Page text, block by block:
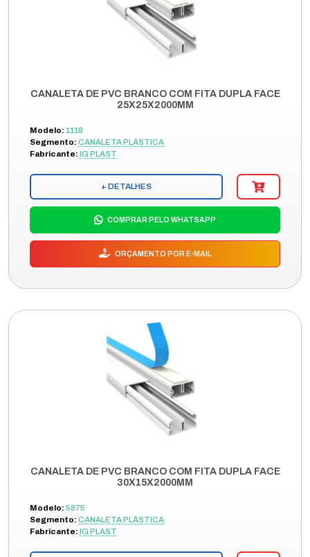
CANALETA DE PVC BRANCO COM FITA DUPLA FACE
25X25X2000MM
Modelo: 1118
Segmento: CANALETA PLÁSTICA
Fabricante: IG PLAST
+ DETALHES
COMPRAR PELO WHATSAPP
ORÇAMENTO POR E-MAIL
CANALETA DE PVC BRANCO COM FITA DUPLA FACE
30X15X2000MM
Modelo: 5875
Segmento: CANALETA PLÁSTICA
Fabricante: IG PLAST